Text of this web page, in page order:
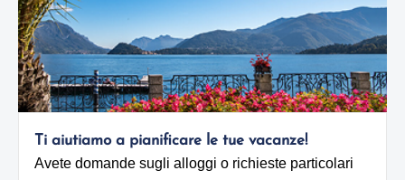
Ti aiutiamo a pianificare le tue vacanze!
Avete domande sugli alloggi o richieste particolari